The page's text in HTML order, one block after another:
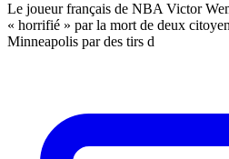
Le joueur français de NBA Victor
« horrifié » par la mort de deux
Minneapolis par des tirs d